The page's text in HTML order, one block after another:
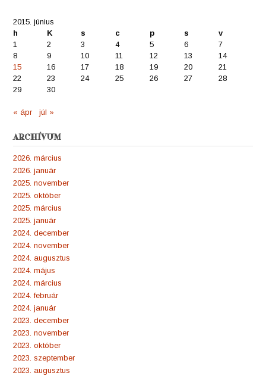
2015. június
h
K s c p s
v
1
2 3 4 5 6
7
8
9 10 11 12 13
14
15
16 17 18 19 20
21
22
23 24 25 26 27
28
29
30
« ápr júl »
ARCHÍVUM
2026. március
2026. január
2025. november
2025. október
2025. március
2025. január
2024. december
2024. november
2024. augusztus
2024. május
2024. március
2024. február
2024. január
2023. december
2023. november
2023. október
2023. szeptember
2023. augusztus